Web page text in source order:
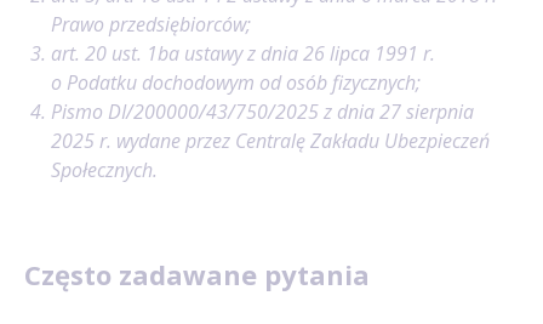
Prawo przedsiębiorców;
art. 20 ust. 1ba ustawy z dnia 26 lipca 1991 r.
o Podatku dochodowym od osób fizycznych;
Pismo DI/200000/43/750/2025 z dnia 27 sierpnia
2025 r. wydane przez Centralę Zakładu Ubezpieczeń
Społecznych.
Często zadawane pytania